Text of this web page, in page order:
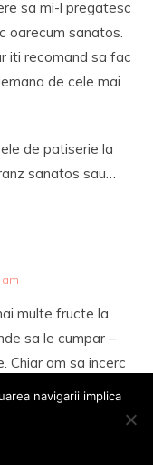
sa mi-l pregatesc
oarecum sanatos.
iti recomand sa fac
de cele mai
de patiserie la
sanatos sau…
am
multe fructe la
sa le cumpar –
Chiar am sa incerc
Multumesc pt
navigarii implica